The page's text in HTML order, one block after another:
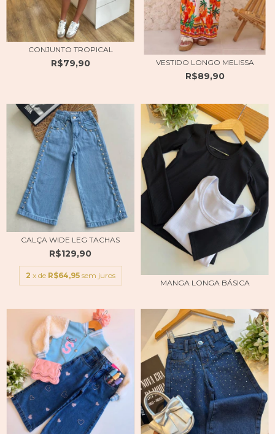
CONJUNTO TROPICAL
R$79,90 VESTIDO LONGO MELISSA
R$89,90
CALÇA WIDE LEG TACHAS
R$129,90
2 x de R$64,95 sem juros
MANGA LONGA BÁSICA